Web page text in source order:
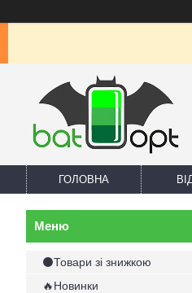
ГОЛОВНА
⚫Товари зі знижкою
🔥Новинки